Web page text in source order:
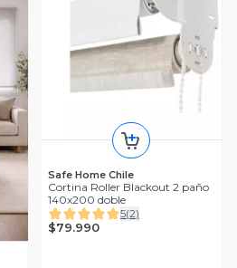
Safe Home Chile
Cortina Roller Blackout 2 paño
140x200 doble
5(2)
$79.990